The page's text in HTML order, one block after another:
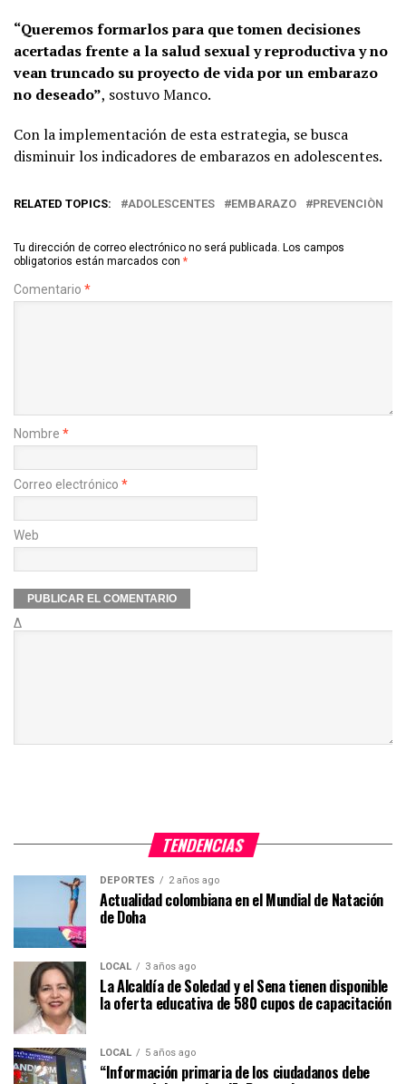
“Queremos formarlos para que tomen decisiones
acertadas frente a la salud sexual y reproductiva y no
vean truncado su proyecto de vida por un embarazo
no deseado”, sostuvo Manco.
Con la implementación de esta estrategia, se busca
disminuir los indicadores de embarazos en adolescentes.
RELATED TOPICS: ADOLESCENTES EMBARAZO PREVENCIÒN
Tu dirección de correo electrónico no será publicada. Los campos
obligatorios están marcados con *
Comentario *
Nombre *
Correo electrónico *
Web
Δ
TENDENCIAS
DEPORTES 2 años ago
Actualidad colombiana en el Mundial de Natación
de Doha
LOCAL 3 años ago
La Alcaldía de Soledad y el Sena tienen disponible
la oferta educativa de 580 cupos de capacitación
LOCAL 5 años ago
“Información primaria de los ciudadanos debe